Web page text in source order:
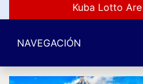
Kuba Lotto
NAVEGACIÓN